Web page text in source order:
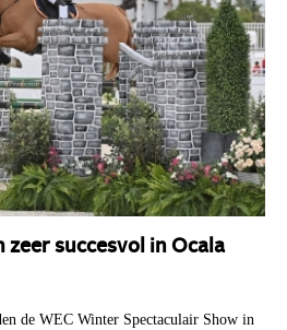
zeer succesvol in Ocala
de WEC Winter Spectaculair Show in